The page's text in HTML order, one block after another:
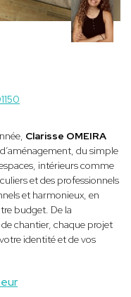
Clarisse OMEIRA
du simple
intérieurs comme
et des professionnels
et harmonieux, en
budget. De la
chantier, chaque projet
identité et de vos